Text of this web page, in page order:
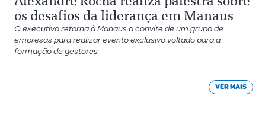
os desafios da liderança em Manaus
O executivo retorna à Manaus a convite de um grupo de
empresas para realizar evento exclusivo voltado para a
formação de gestores
VER MAIS